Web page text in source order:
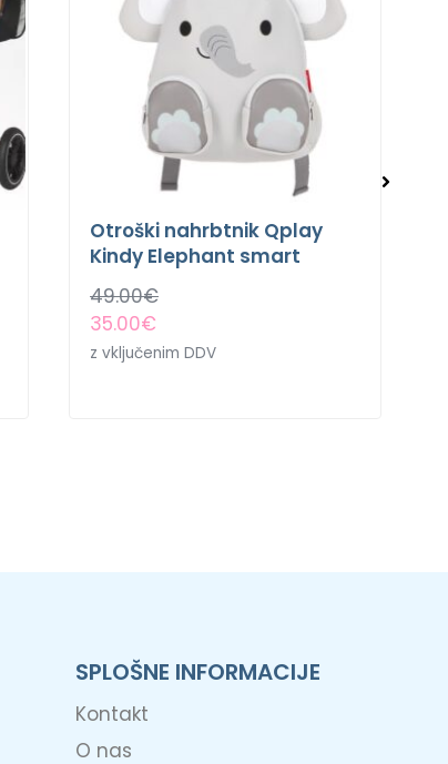
Otroški nahrbtnik Qplay
Kindy Elephant smart
49.00€
35.00€
z vključenim DDV
SPLOŠNE INFORMACIJE
Kontakt
O nas